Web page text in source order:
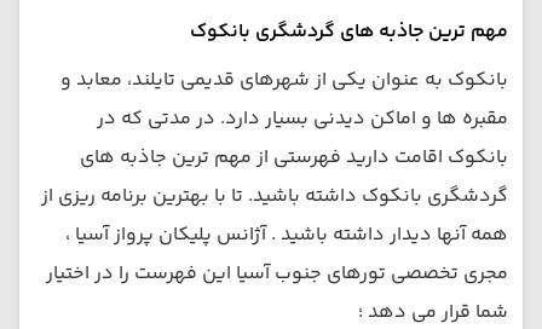
مهم ترین جاذبه های گردشگری بانکوک
بانکوک به عنوان یکی از شهرهای قدیمی تایلند، معابد و
مقبره ها و اماکن دیدنی بسیار دارد. در مدتی که در
بانکوک اقامت دارید فهرستی از مهم ترین جاذبه های
گردشگری بانکوک داشته باشید. تا با بهترین برنامه ریزی از
همه آنها دیدار داشته باشید . آژانس پلیکان پرواز آسیا ،
مجری تخصصی تورهای جنوب آسیا این فهرست را در اختیار
شما قرار می دهد ؛